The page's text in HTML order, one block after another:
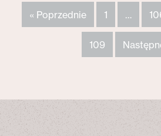
« Poprzednie 1 …
109